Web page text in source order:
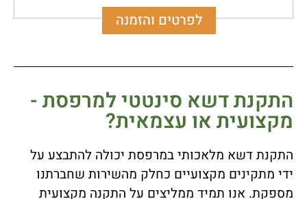
לפרטים והזמנה
התקנת דשא סינטטי למרפסת -
מקצועית או עצמאית?
התקנת דשא מלאכותי במרפסת יכולה להתבצע על
ידי מתקינים מקצועיים כחלק מהשירות שחברתנו
מספקת. אנו תמיד ממליצים על התקנה מקצועית